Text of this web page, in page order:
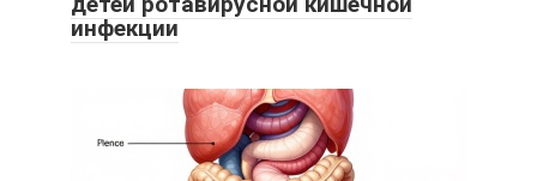
инфекции